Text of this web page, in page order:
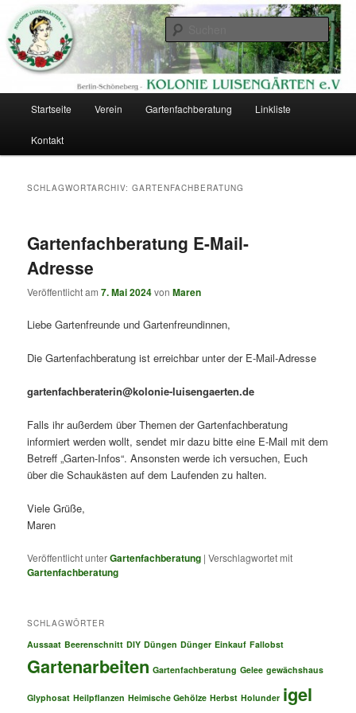
primären
Inhalt
springen
sekundären
Inhalt
springenKolonie Luisengärten
Eine Kolonie im Berliner Südgelände
Startseite Verein Gartenfachberatung Linkliste
Kontakt
SCHLAGWORTARCHIV:GARTENFACHBERATUNG
Gartenfachberatung E-Mail-
Adresse
Veröffentlicht am7. Mai 2024vonMaren
Liebe Gartenfreunde und Gartenfreundinnen,
Die Gartenfachberatung ist erreichbar unter der E-Mail-Adresse
gartenfachberaterin@kolonie-luisengaerten.de
Falls ihr außerdem über Themen der Gartenfachberatung
informiert werden wollt, sendet mir dazu bitte eine E-Mail mit dem
Betreff „Garten-Infos“. Ansonsten werde ich versuchen, Euch
über die Schaukästen auf dem Laufenden zu halten.
Viele Grüße,
Maren
Veröffentlicht unterGartenfachberatung |Verschlagwortet mit
Gartenfachberatung
SCHLAGWÖRTER
Aussaat Beerenschnitt DIY Düngen Dünger Einkauf Fallobst
Gartenarbeiten Gartenfachberatung Gelee gewächshaus
Glyphosat Heilpflanzen Heimische Gehölze Herbst Holunder igel